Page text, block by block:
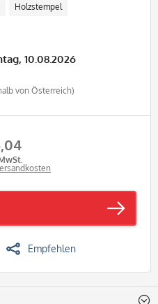
Holzstempel
10.08.2026
von Österreich)
Empfehlen